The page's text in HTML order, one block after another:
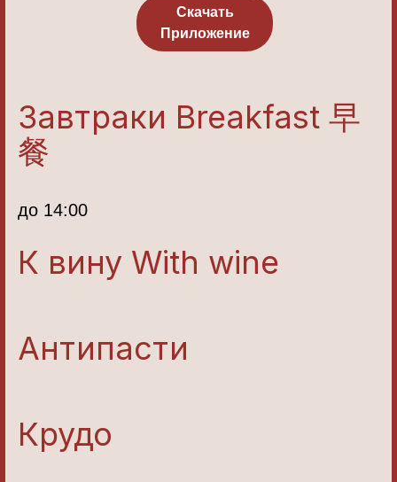
Скачать
Приложение
Завтраки Breakfast 早
餐
до 14:00
К вину With wine
Антипасти
Крудо